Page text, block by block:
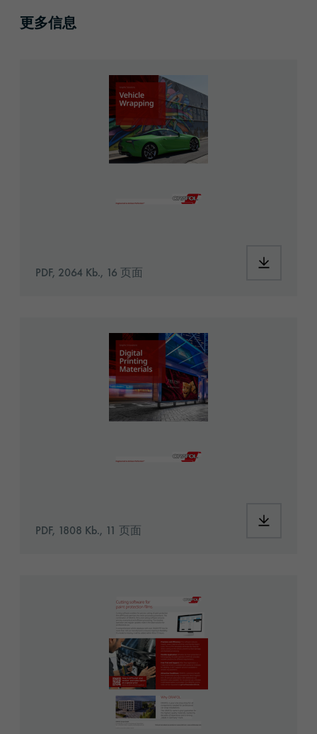
更多信息
PDF, 2064 Kb., 16 页面
PDF, 1808 Kb., 11 页面